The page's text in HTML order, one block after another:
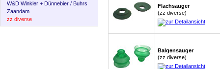
W&D Winkler + Dünnebier / Buhrs
Zaandam
zz diverse
Flachsauger
(zz diverse)
Balgensauger
(zz diverse)